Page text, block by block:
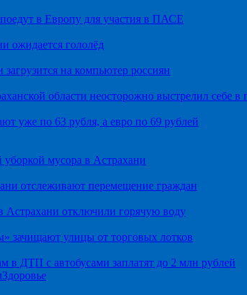
в Европу для участия в ПАСЕ
ожидается гололёд
на компьютер россиян
области неосторожно выстрелил себе в
уже по 63 рубля, а евро по 69 рублей
мусора в Астрахани
отслеживают перемещение граждан
Астрахани отключили горячую воду
зачищают улицы от торговых лотков
в ДТП с автобусами заплатят до 2 млн рублей
Здоровье